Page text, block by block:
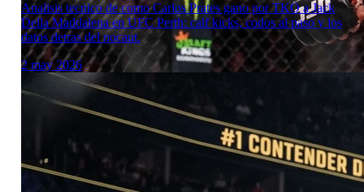
Analisis tecnico de como Carlos Prates gano por TKO a Jack
Della Maddalena en UFC Perth: calf kicks, codos al paso y los
datos detras del nocaut.
2 may 2026